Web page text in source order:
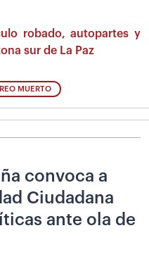
robado, autopartes y
sur de La Paz
REO MUERTO
convoca a
Ciudadana
ante ola de